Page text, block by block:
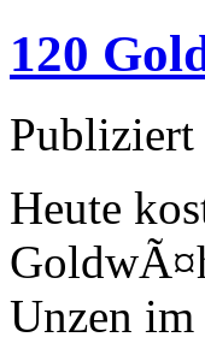
120
Publiziert
Heute
Unzen im